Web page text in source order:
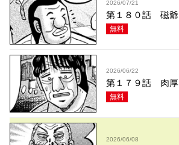
2026/07/21
第１８０話 磁爺
無料
2026/06/22
第１７９話 肉厚
無料
2026/06/08